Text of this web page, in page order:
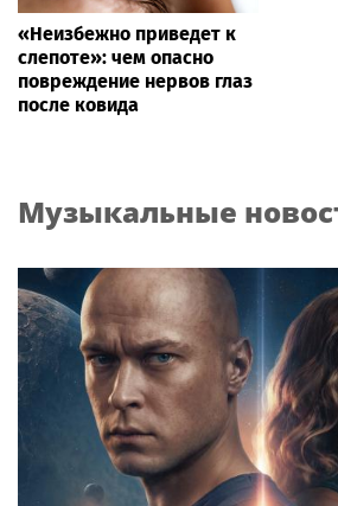
«Неизбежно приведет к
слепоте»: чем опасно
повреждение нервов глаз
после ковида
Музыкальные